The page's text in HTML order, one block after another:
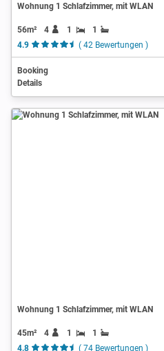
Wohnung 1 Schlafzimmer, mit WLAN
56m² 4 1
1
4.9
( 42 Bewertungen )
Booking
Details
Wohnung 1 Schlafzimmer, mit WLAN
45m² 4 1
1
4.8
( 74 Bewertungen )